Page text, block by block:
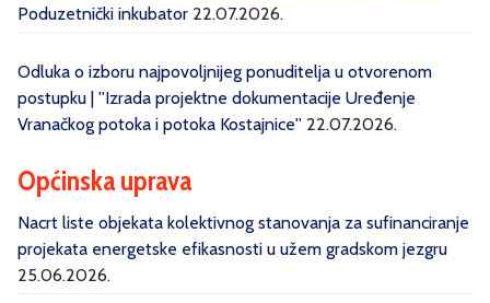
Poduzetnički inkubator 22.07.2026.
Odluka o izboru najpovoljnijeg ponuditelja u otvorenom
postupku | ''Izrada projektne dokumentacije Uređenje
Vranačkog potoka i potoka Kostajnice'' 22.07.2026.
Općinska uprava
Nacrt liste objekata kolektivnog stanovanja za sufinanciranje
projekata energetske efikasnosti u užem gradskom jezgru
25.06.2026.